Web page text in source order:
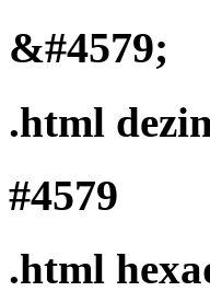
&#4579;
.html
#4579
.html